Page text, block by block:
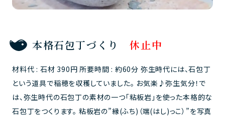
本格石包丁づくり休止中
材料代 : 石材 390円 所要時間 : 約60分 弥生時代には、石包丁
という道具で稲穂を収穫していました。 お気楽♪弥生気分！で
は、弥生時代の石包丁の素材の一つ「粘板岩」を使った本格的な
石包丁をつくります。 粘板岩の”縁(ふち)（端(はし)っこ）”を写真